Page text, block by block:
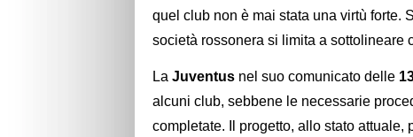
quel club non è mai stata una virtù forte.
società rossonera si limita a sottolineare
La Juventus nel suo comunicato delle
alcuni club, sebbene le necessarie
completate. Il progetto, allo stato